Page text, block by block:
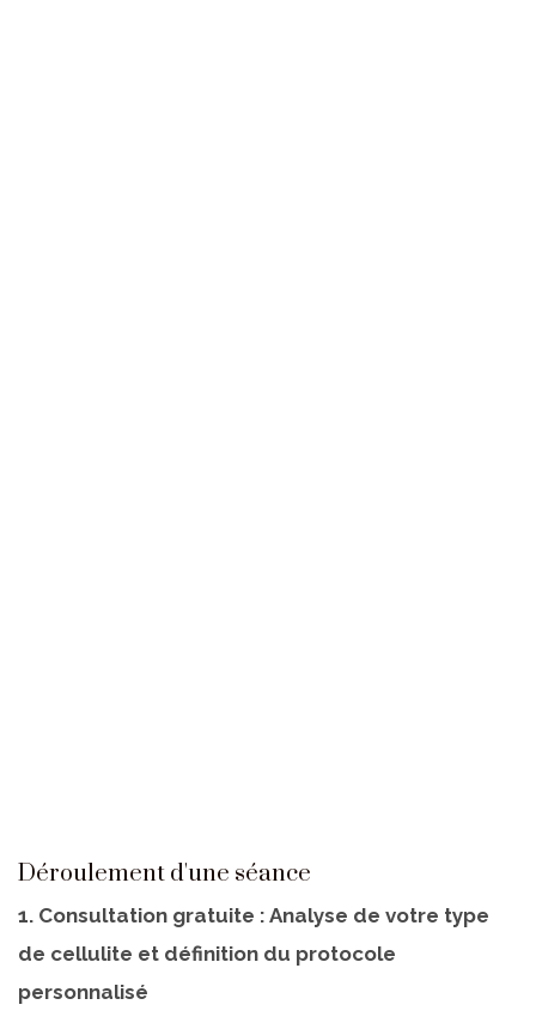
Déroulement d'une séance
1. Consultation gratuite : Analyse de votre type
de cellulite et définition du protocole
personnalisé